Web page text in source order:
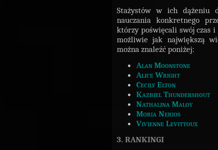
Stażystów w ich dążeniu
nauczania konkretnego
którzy poświęcali swój czas
możliwie jak największą
można znaleźć poniżej:
Alan Moonstone
Alice Wright
Cecily Elton
Kazbiel Thundershout
Nathalina Maloy
Moria Nerios
Vivienne Levittoux
3. RANKINGI